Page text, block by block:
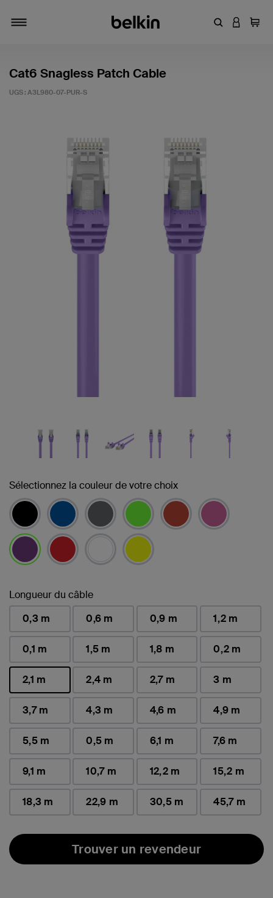
Entrez un
Cat6 Snagless Patch Cable
UGS : A3L980-07-PUR-S
Sélectionnez la couleur de votre choix
Longueur du câble
0,3 m
0,6 m 0,9 m 1,2 m
0,1 m 1,5 m 1,8 m 0,2 m
2,1 m
sélectionné(s)
2,4 m 2,7 m 3 m
3,7 m 4,3 m 4,6 m 4,9 m
5,5 m 0,5 m 6,1 m 7,6 m
9,1 m 10,7 m 12,2 m 15,2 m
18,3 m 22,9 m 30,5 m 45,7 m
Trouver un revendeur